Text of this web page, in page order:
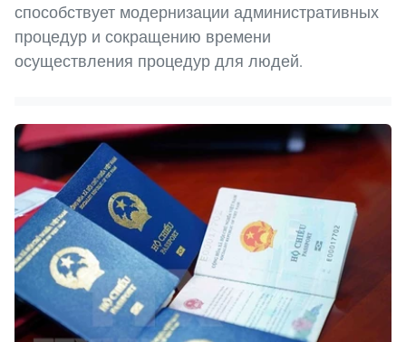
способствует модернизации административных
процедур и сокращению времени
осуществления процедур для людей.